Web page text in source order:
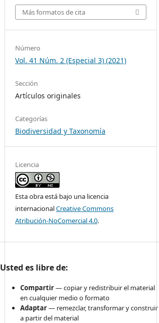
Más formatos de cita
Número
Vol. 41 Núm. 2 (Especial 3) (2021)
Sección
Artículos originales
Categorías
Biodiversidad y Taxonomía
Licencia
Esta obra está bajo una licencia
internacionalCreative Commons
Atribución-NoComercial 4.0.
Usted es libre de:
Compartir— copiar y redistribuir el material
en cualquier medio o formato
Adaptar— remezclar, transformar y construir
a partir del material